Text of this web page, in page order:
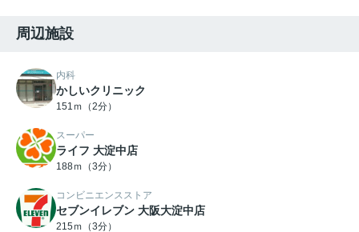
周辺施設
内科
かしいクリニック
151ｍ（2分）
スーパー
ライフ 大淀中店
188ｍ（3分）
コンビニエンスストア
セブンイレブン 大阪大淀中店
215ｍ（3分）